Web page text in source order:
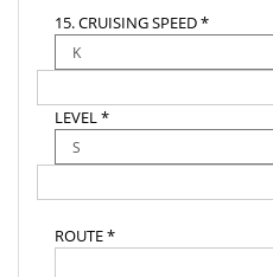
15. CRUISING SPEED *
LEVEL *
ROUTE *